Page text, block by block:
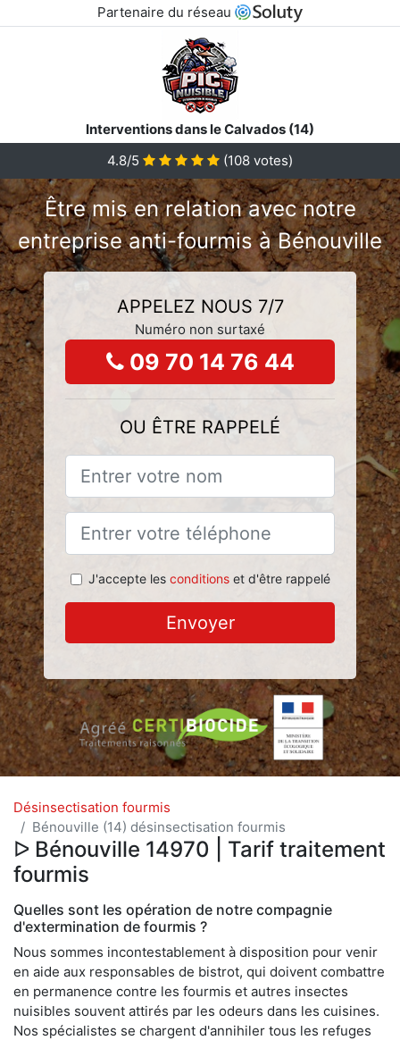
Partenaire du réseau
Interventions dans le Calvados (14)
4.8/5
(108 votes)
Être mis en relation avec notre
entreprise anti-fourmis à Bénouville
APPELEZ NOUS 7/7
Numéro non surtaxé
09 70 14 76 44
OU ÊTRE RAPPELÉ
J'accepte les conditionset d'être rappelé
Envoyer
Désinsectisation fourmis
Bénouville (14) désinsectisation fourmis
ᐅ Bénouville 14970 | Tarif traitement
fourmis
Quelles sont les opération de notre compagnie
d'extermination de fourmis ?
Nous sommes incontestablement à disposition pour venir
en aide aux responsables de bistrot, qui doivent combattre
en permanence contre les fourmis et autres insectes
nuisibles souvent attirés par les odeurs dans les cuisines.
Nos spécialistes se chargent d'annihiler tous les refuges